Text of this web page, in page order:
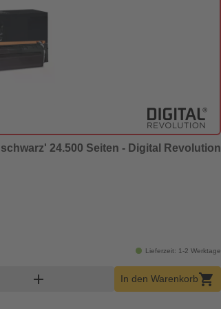
24.500 Seiten - Digital Revolution
Lieferzeit: 1-2 Werktage
Menge
add In den Warenkorbshopping_cart